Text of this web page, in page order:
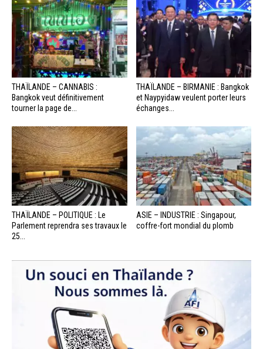
THAÏLANDE – CANNABIS :
Bangkok veut définitivement
tourner la page de...
THAÏLANDE – BIRMANIE : Bangkok
et Naypyidaw veulent porter leurs
échanges...
THAÏLANDE – POLITIQUE : Le
Parlement reprendra ses travaux le
25...
ASIE – INDUSTRIE : Singapour,
coffre-fort mondial du plomb